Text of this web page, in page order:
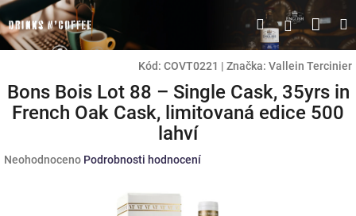
Přejít
na
obsah
HledatPřihlášení
Kód: COVT0221 | Značka: Vallein Tercinier
Bons Bois Lot 88 – Single Cask, 35yrs in
French Oak Cask, limitovaná edice 500
lahví
Průměrné
Neohodnoceno Podrobnosti hodnocení